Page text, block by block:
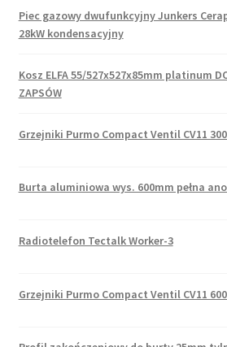
Piec gazowy dwufunkcyjny Junkers
28kW kondensacyjny
Kosz ELFA 55/527x527x85mm platinum DO
ZAPSÓW
Grzejniki Purmo Compact Ventil CV11
Burta aluminiowa wys. 600mm pełna
Radiotelefon Tectalk Worker-3
Grzejniki Purmo Compact Ventil CV11